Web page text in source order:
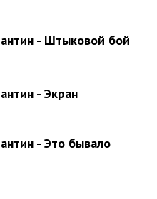
- Штыковой бой
- Экран
- Это бывало